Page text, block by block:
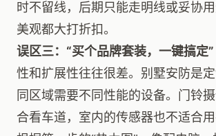
时不留线，后期只能走明线或妥协
美观都大打折扣。
误区三：“买个品牌套装，一键搞定”
性和扩展性往往很差。别墅安防是
同区域需要不同性能的设备。门铃
合看车道，室内的传感器也不适合